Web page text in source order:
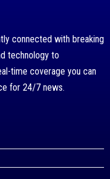
connected with breaking
technology to
time coverage you can
for 24/7 news.